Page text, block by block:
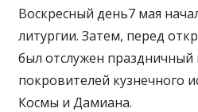
Воскресный день7 мая
литургии. Затем, перед
был отслужен праздничный
покровителей кузнечного
Космы и Дамиана.